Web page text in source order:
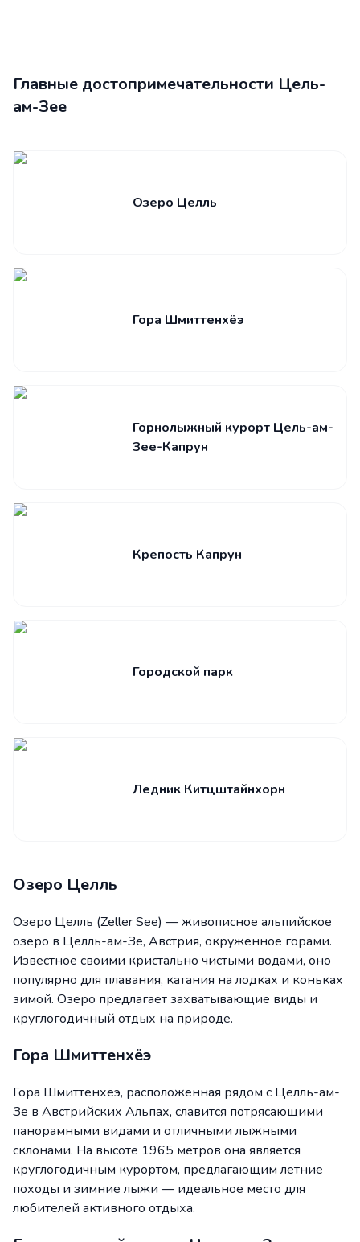
Главные достопримечательности Цель-
ам-Зее
Озеро Целль
Гора Шмиттенхёэ
Горнолыжный курорт Цель-ам-
Зее-Капрун
Крепость Капрун
Городской парк
Ледник Китцштайнхорн
Озеро Целль
Озеро Целль (Zeller See) — живописное альпийское
озеро в Целль-ам-Зе, Австрия, окружённое горами.
Известное своими кристально чистыми водами, оно
популярно для плавания, катания на лодках и коньках
зимой. Озеро предлагает захватывающие виды и
круглогодичный отдых на природе.
Гора Шмиттенхёэ
Гора Шмиттенхёэ, расположенная рядом с Целль-ам-
Зе в Австрийских Альпах, славится потрясающими
панорамными видами и отличными лыжными
склонами. На высоте 1965 метров она является
круглогодичным курортом, предлагающим летние
походы и зимние лыжи — идеальное место для
любителей активного отдыха.